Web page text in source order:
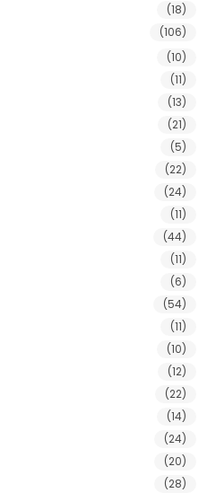
(18)
(106)
(10)
(11)
(13)
(21)
(5)
(22)
(24)
(11)
(44)
(11)
(6)
(54)
(11)
(10)
(12)
(22)
(14)
(24)
(20)
(28)